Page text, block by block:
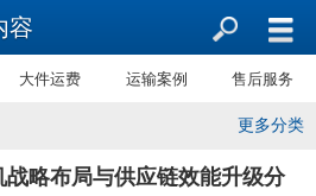
容
大件运费 运输案例 售后服务
更多分类
略布局与供应链效能升级分